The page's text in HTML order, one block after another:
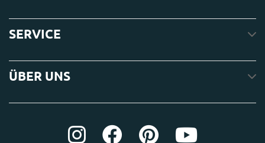
SERVICE
ÜBER UNS